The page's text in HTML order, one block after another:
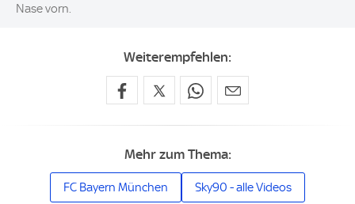
Nase vorn.
Weiterempfehlen:
Mehr zum Thema:
FC Bayern München Sky90 - alle Videos